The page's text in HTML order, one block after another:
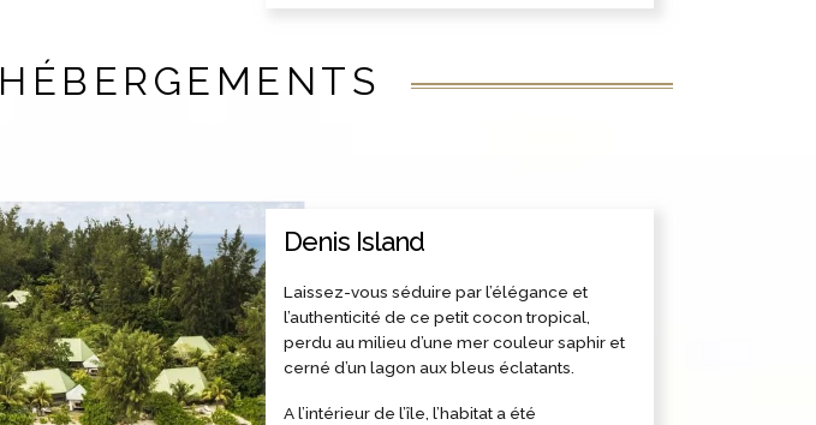
HÉBERGEMENTS
Denis Island
Laissez-vous séduire par l’élégance et
l’authenticité de ce petit cocon tropical,
perdu au milieu d’une mer couleur saphir et
cerné d’un lagon aux bleus éclatants.
A l’intérieur de l’île, l’habitat a été